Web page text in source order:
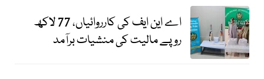
اے این ایف کی کارروائیاں، 77 لاکھ
روپے مالیت کی منشیات برآمد